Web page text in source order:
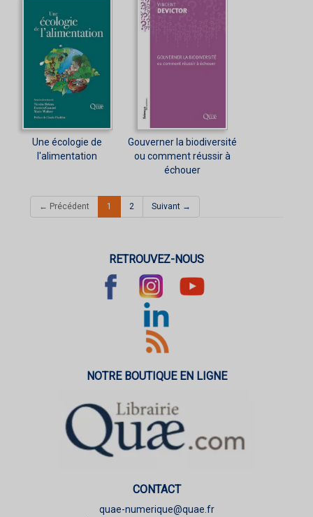
Une écologie de
l'alimentation
Gouverner la biodiversité
ou comment réussir à
échouer
← Précédent 1 (current)
2 Suivant →
RETROUVEZ-NOUS
NOTRE BOUTIQUE EN LIGNE
CONTACT
quae-numerique@quae.fr